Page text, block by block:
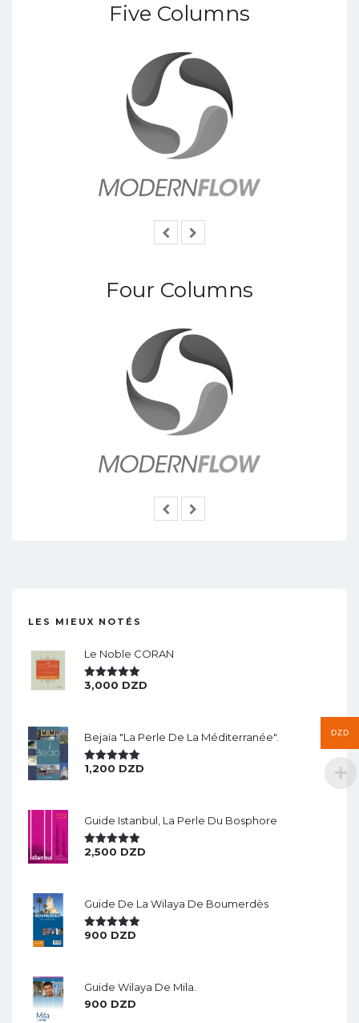
Five Columns
Four Columns
LES MIEUX NOTÉS
Le Noble CORAN
Note5.00
3,000 DZD
Bejaïa "la Perle De La Méditerranée".
Note5.00
1,200 DZD
Guide Istanbul, La Perle Du Bosphore
Note5.00
2,500 DZD
Guide De La Wilaya De Boumerdès
Note
5.00
900 DZD
Guide Wilaya De Mila.
900 DZD
DZD